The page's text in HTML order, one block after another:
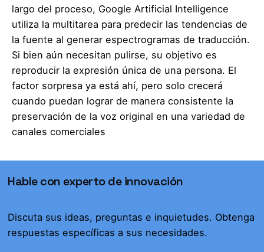
largo del proceso, Google Artificial Intelligence
utiliza la multitarea para predecir las tendencias de
la fuente al generar espectrogramas de traducción.
Si bien aún necesitan pulirse, su objetivo es
reproducir la expresión única de una persona. El
factor sorpresa ya está ahí, pero solo crecerá
cuando puedan lograr de manera consistente la
preservación de la voz original en una variedad de
canales comerciales
Hable con experto de innovación
Discuta sus ideas, preguntas e inquietudes. Obtenga
respuestas específicas a sus necesidades.